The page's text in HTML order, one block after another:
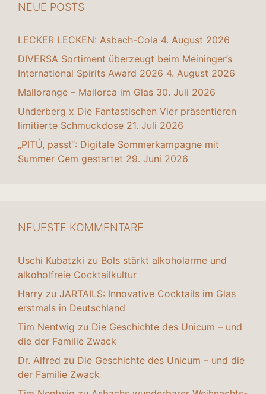
NEUE POSTS
LECKER LECKEN: Asbach-Cola 4. August 2026
DIVERSA Sortiment überzeugt beim Meininger’s
International Spirits Award 2026 4. August 2026
Mallorange – Mallorca im Glas 30. Juli 2026
Underberg x Die Fantastischen Vier präsentieren
limitierte Schmuckdose 21. Juli 2026
„PITÚ, passt“: Digitale Sommerkampagne mit
Summer Cem gestartet 29. Juni 2026
NEUESTE KOMMENTARE
Uschi Kubatzki zu Bols stärkt alkoholarme und
alkoholfreie Cocktailkultur
Harry zu JARTAILS: Innovative Cocktails im Glas
erstmals in Deutschland
Tim Nentwig zu Die Geschichte des Unicum – und
die der Familie Zwack
Dr. Alfred zu Die Geschichte des Unicum – und die
der Familie Zwack